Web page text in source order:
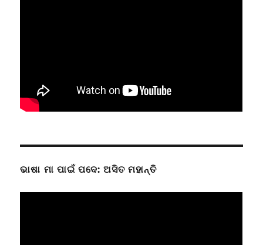
ଭାଷା ମା ପାଇଁ ପଦେ: ଅସିତ ମହାନ୍ତି